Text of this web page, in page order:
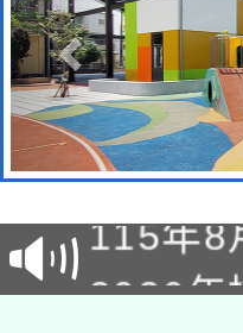
轉知經
業技術
用水績
115年8
桃園市
2026年